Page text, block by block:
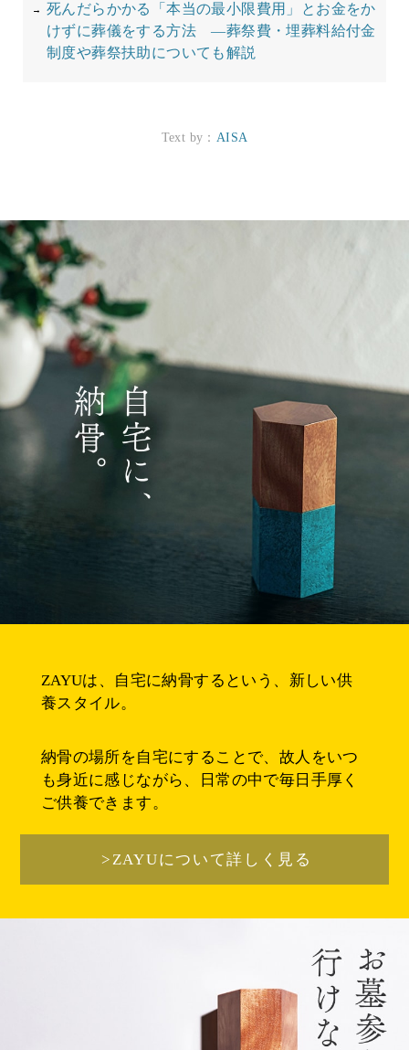
死んだらかかる「本当の最小限費用」とお金をか
けずに葬儀をする方法 ―葬祭費・埋葬料給付金
制度や葬祭扶助についても解説
Text by： AISA
ZAYUは、自宅に納骨するという、新しい供
養スタイル。
納骨の場所を自宅にすることで、故人をいつ
も身近に感じながら、日常の中で毎日手厚く
ご供養できます。
>ZAYUについて詳しく見る